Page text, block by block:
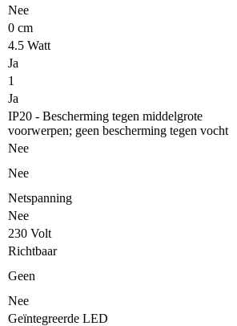
Nee
0 cm
4.5 Watt
Ja
1
Ja
IP20 - Bescherming tegen middelgrote
voorwerpen; geen bescherming tegen vocht
Nee
Nee
Netspanning
Nee
230 Volt
Richtbaar
Geen
Nee
Geïntegreerde LED